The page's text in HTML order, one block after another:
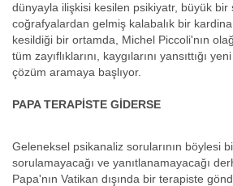
dünyayla ilişkisi kesilen psikiyatr, büyük bir
coğrafyalardan gelmiş kalabalık bir
kesildiği bir ortamda, Michel Piccoli'nın
tüm zayıflıklarını, kaygılarını yansıttığı
çözüm aramaya başlıyor.
PAPA TERAPİSTE GİDERSE
Geleneksel psikanaliz sorularının böylesi
sorulamayacağı ve yanıtlanamayacağı
Papa'nın Vatikan dışında bir terapiste